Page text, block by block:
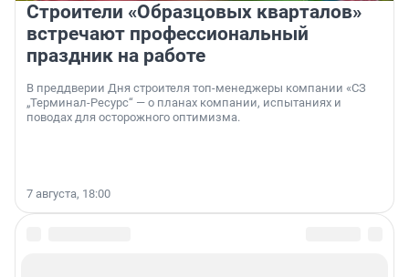
Строители «Образцовых кварталов»
встречают профессиональный
праздник на работе
В преддверии Дня строителя топ-менеджеры компании «СЗ
„Терминал-Ресурс“ — о планах компании, испытаниях и
поводах для осторожного оптимизма.
7 августа, 18:00